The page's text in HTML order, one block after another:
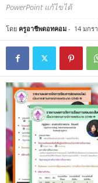
PowerPoint แก้ไขได้
โดย ครูอาชีพดอทคอม - 14 มกร